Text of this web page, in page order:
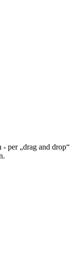
per „drag and drop“